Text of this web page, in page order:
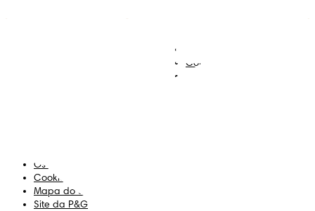
Contacta-nos
Os Meus Dados
Cookies
Mapa do Site
Site da P&G